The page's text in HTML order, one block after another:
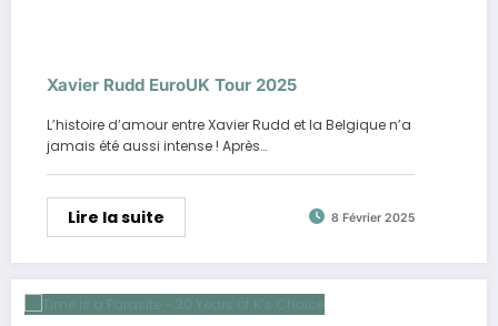
Xavier Rudd EuroUK Tour 2025
L’histoire d’amour entre Xavier Rudd et la Belgique n’a
jamais été aussi intense ! Après…
Lire la suite 8 Février 2025